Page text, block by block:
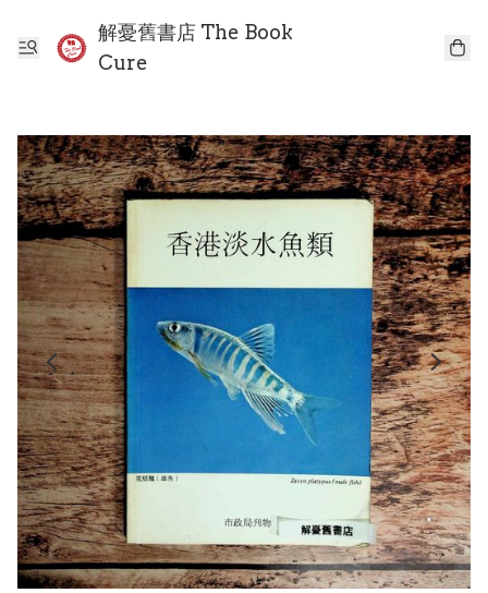
解憂舊書店 The Book
Cure